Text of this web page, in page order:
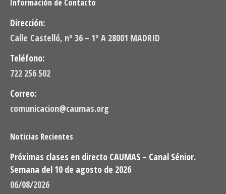
Información de Contacto
Dirección:
Calle Castelló, nº 36 – 1º A 28001 MADRID
Teléfono:
722 256 502
Correo:
comunicacion@caumas.org
Noticias Recientes
Próximas clases en directo CAUMAS – Canal Sénior.
Semana del 10 de agosto de 2026
06/08/2026